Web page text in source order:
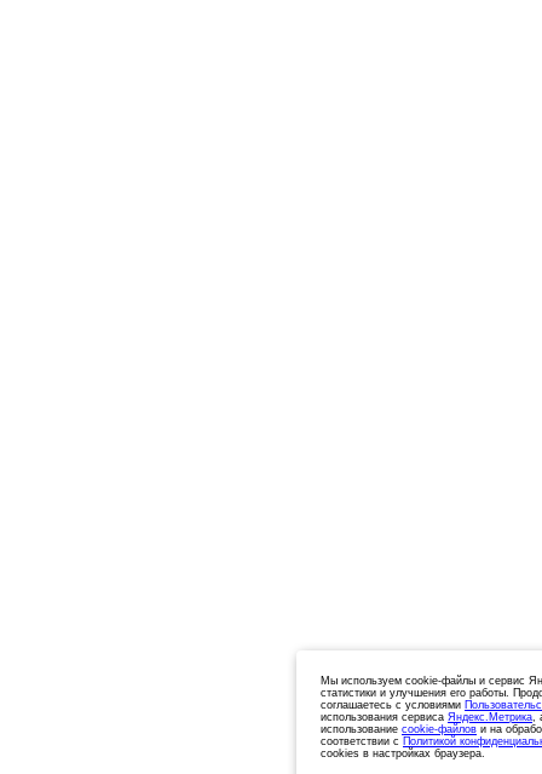
Мы используем cookie-файлы и сервис
статистики и улучшения его работы.
соглашаетесь с условиями
использования сервиса Яндекс.Метрика,
использование cookie-файлов и на
соответствии с Политикой
cookies в настройках браузера.